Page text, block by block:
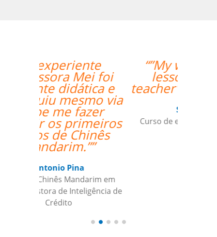
“”My wife likes the
lessons and the
teacher's punctuality.””
Seok Kwon
Curso de em Goiânia, CJ Selecta